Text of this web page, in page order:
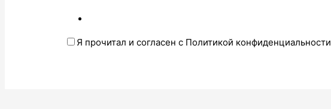
Я прочитал и согласен с Политикой конфиденциальности